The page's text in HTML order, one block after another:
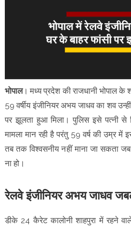
भोपाल। मध्य प्रदेश की राजधानी भोपाल के
59 वर्षीय इंजीनियर अभय जाधव का शव
पर झूलता हुआ मिला। पुलिस इसे पत्नी से
मामला मान रही है परंतु 59 वर्ष की उम्र में
तब तक विश्वसनीय नहीं माना जा सकता
ना हो।
रेलवे इंजीनियर अभय जाधव
डीके 24 कैरेट कालोनी शाहपुरा में रहने